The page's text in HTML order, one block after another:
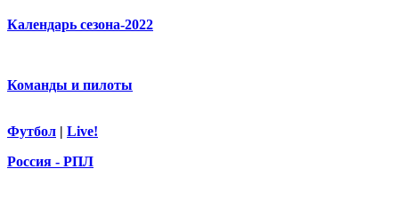
Календарь сезона-2022
Команды и пилоты
Футбол | Live!
Россия - РПЛ